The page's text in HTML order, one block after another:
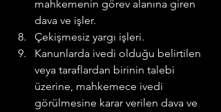
mahkemenin görev alanına giren
dava ve işler.
Çekişmesiz yargı işleri.
Kanunlarda ivedi olduğu belirtilen
veya taraflardan birinin talebi
üzerine, mahkemece ivedi
görülmesine karar verilen dava ve